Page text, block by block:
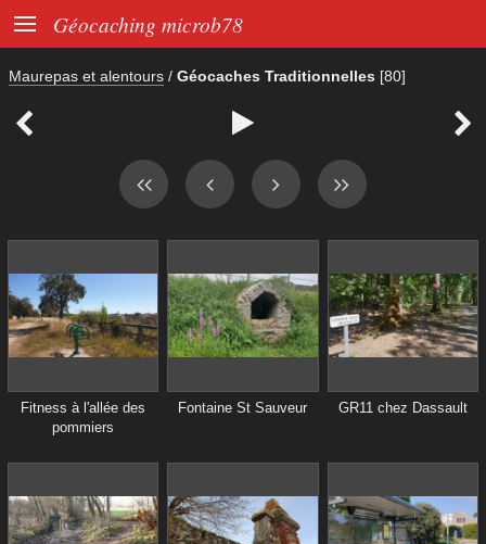
 Géocaching microb78
Maurepas et alentours / Géocaches Traditionnelles [80]
  
Fitness à l'allée des
pommiers
Fontaine St Sauveur GR11 chez Dassault